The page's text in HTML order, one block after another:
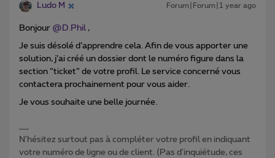
Ludo M Forum|Forum|1 year ago
Bonjour ​ @D.Phil ,
Je suis désolé d’apprendre cela. Afin de vous apporter une
solution, j’ai créé un dossier dont le numéro figure dans la
section “ticket” de votre profil. Le service concerné vous
contactera prochainement pour vous aider.
Je vous souhaite une belle journée.
N'hésitez surtout pas à compléter votre profil en indiquant
votre numéro de ligne ou de client. (Pas d'inquiétude, ces